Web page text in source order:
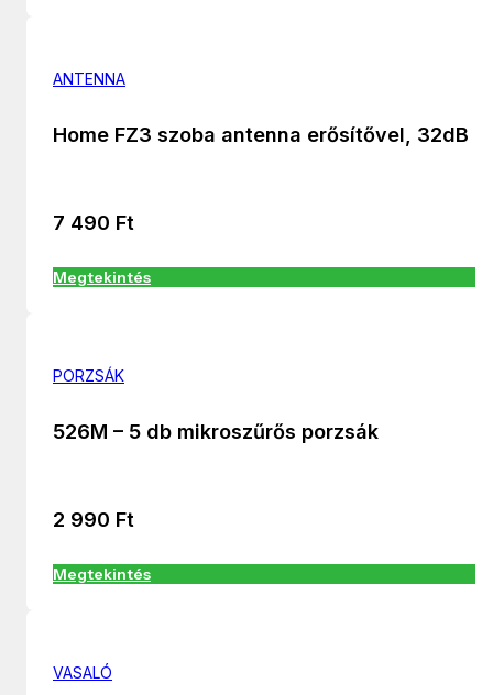
ANTENNA
Home FZ3 szoba antenna erősítővel, 32dB
7 490 Ft
Megtekintés
PORZSÁK
526M – 5 db mikroszűrős porzsák
2 990 Ft
Megtekintés
VASALÓ